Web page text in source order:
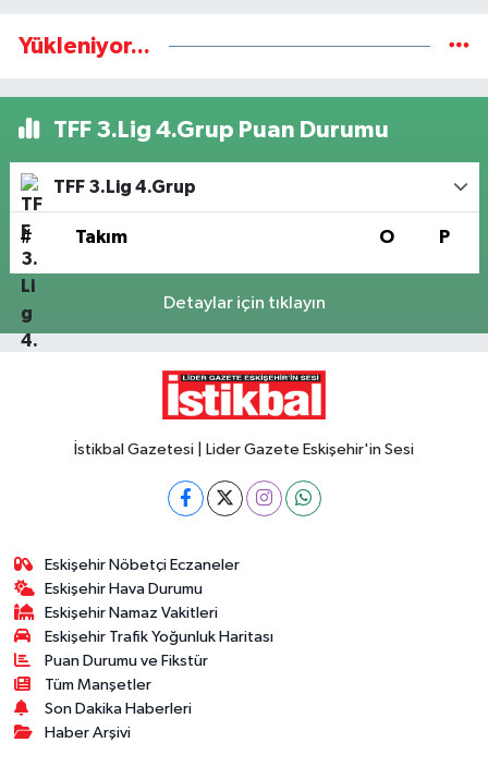
Yükleniyor...
TFF 3.Lig 4.Grup Puan Durumu
TFF 3.Lig 4.Grup
# Takım O P
Detaylar için tıklayın
İstikbal Gazetesi | Lider Gazete Eskişehir'in Sesi
Eskişehir Nöbetçi Eczaneler
Eskişehir Hava Durumu
Eskişehir Namaz Vakitleri
Eskişehir Trafik Yoğunluk Haritası
Puan Durumu ve Fikstür
Tüm Manşetler
Son Dakika Haberleri
Haber Arşivi